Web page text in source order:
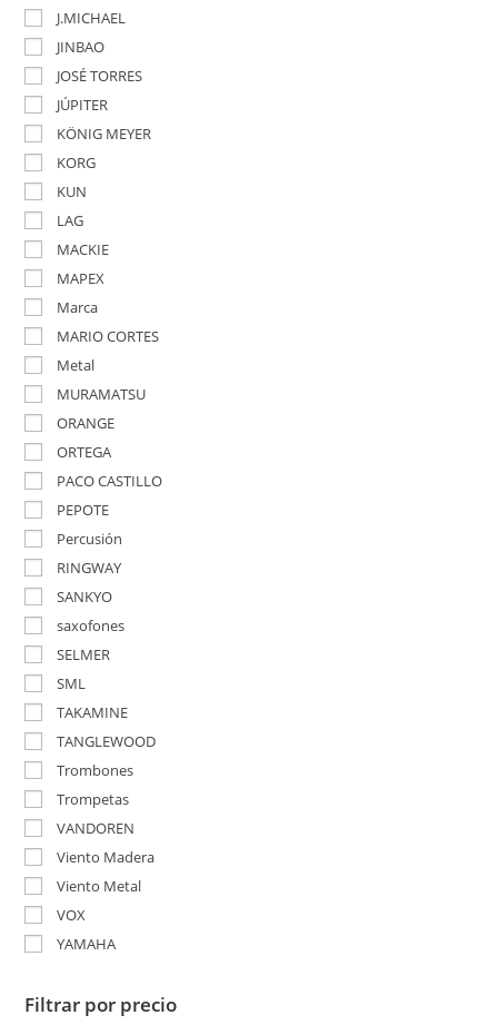
J.MICHAEL
JINBAO
JOSÉ TORRES
JÚPITER
KÖNIG MEYER
KORG
KUN
LAG
MACKIE
MAPEX
Marca
MARIO CORTES
Metal
MURAMATSU
ORANGE
ORTEGA
PACO CASTILLO
PEPOTE
Percusión
RINGWAY
SANKYO
saxofones
SELMER
SML
TAKAMINE
TANGLEWOOD
Trombones
Trompetas
VANDOREN
Viento Madera
Viento Metal
VOX
YAMAHA
Filtrar por precio